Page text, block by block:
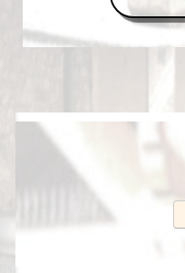
Accueil
France
Europe